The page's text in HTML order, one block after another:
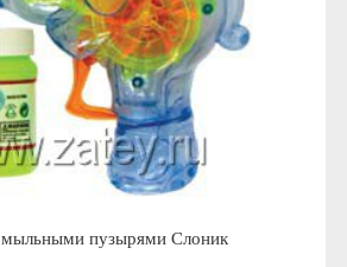
пузырями Слоник